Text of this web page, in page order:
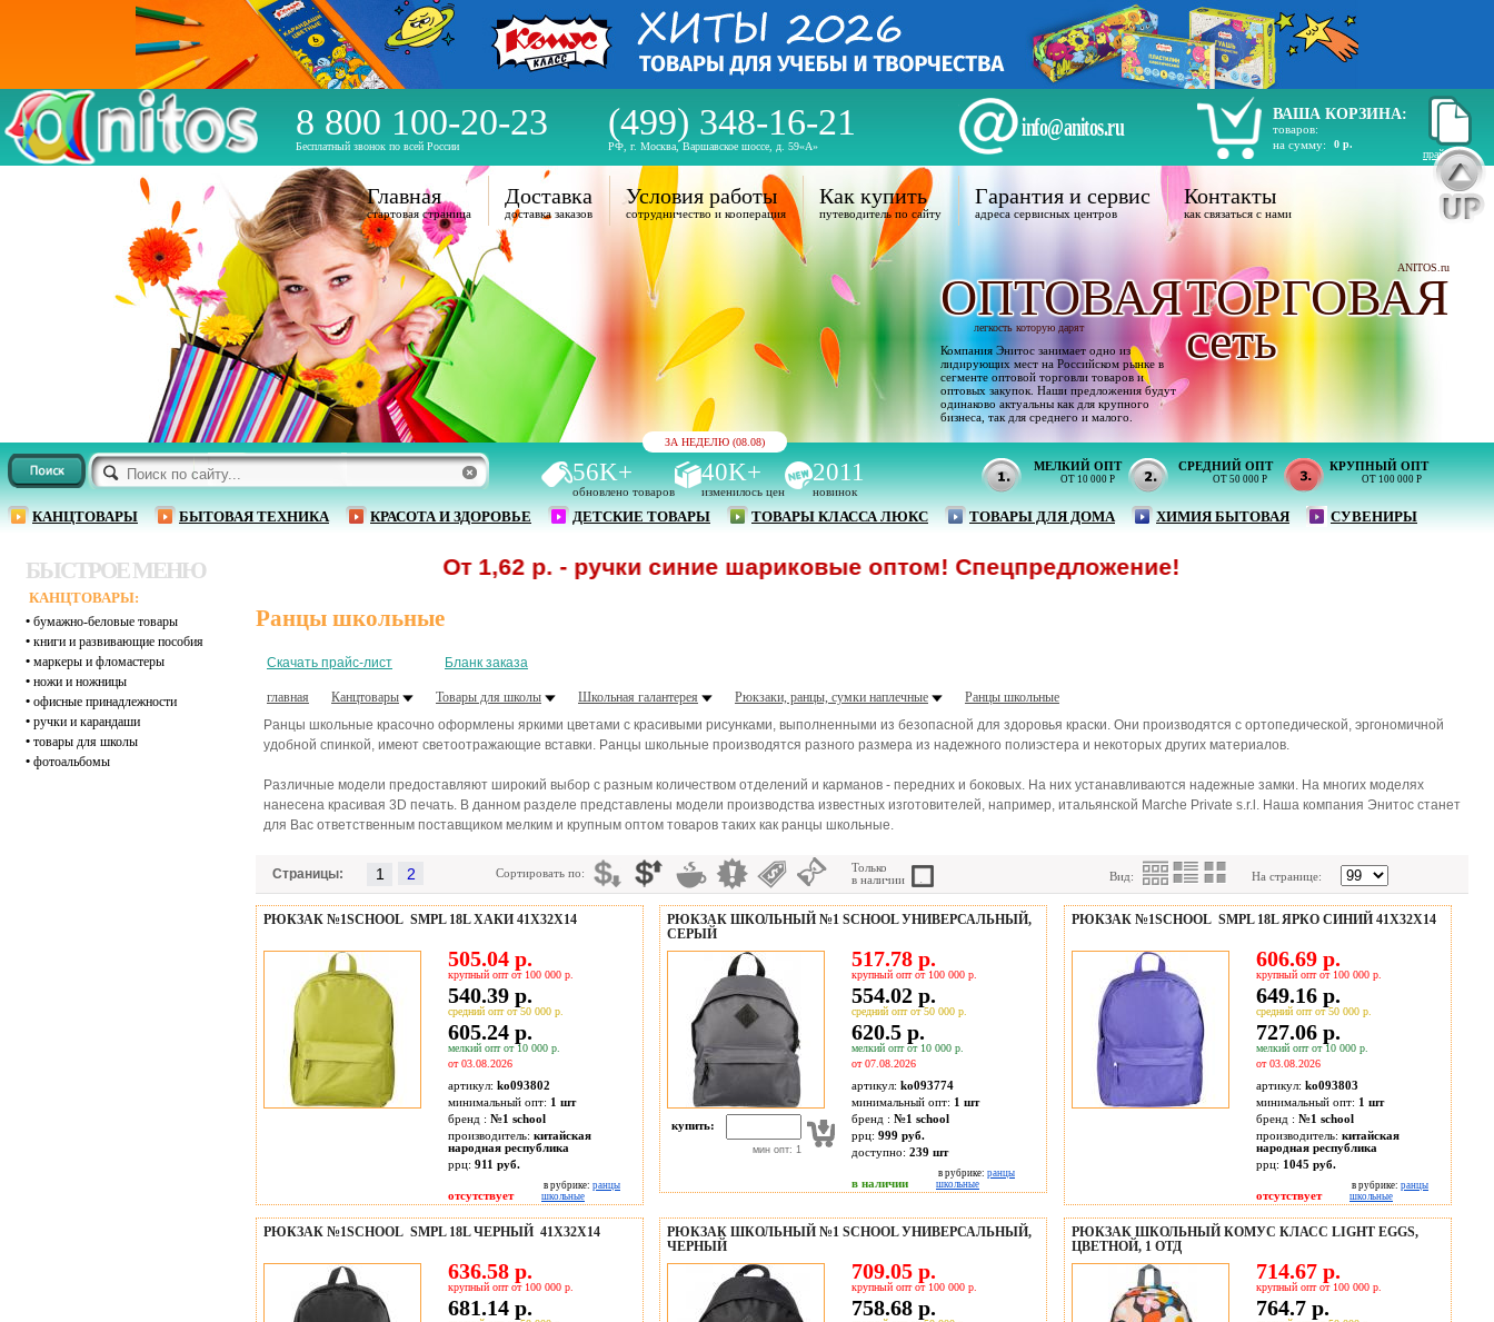
8 800 100-20-23
Бесплатный звонок по всей России
(499) 348-16-21
РФ, г. Москва, Варшавское шоссе, д. 59«А»
info@anitos.ru
ВАША КОРЗИНА:
товаров:
на сумму:
0 р.
прайс лист
ЗА НЕДЕЛЮ (08.08)
56K+
обновлено товаров
40K+
изменилось цен
2011
новинок
МЕЛКИЙ ОПТ
ОТ 10 000 Р
СРЕДНИЙ ОПТ
ОТ 50 000 Р
КРУПНЫЙ ОПТ
ОТ 100 000 Р
КАНЦТОВАРЫ БЫТОВАЯ ТЕХНИКА КРАСОТА И ЗДОРОВЬЕ ДЕТСКИЕ ТОВАРЫ ТОВАРЫ КЛАССА ЛЮКС ТОВАРЫ ДЛЯ ДОМА ХИМИЯ БЫТОВАЯ СУВЕНИРЫ
Главная
стартовая страница
Доставка
доставка заказов
Условия работы
сотрудничество и кооперация
Как купить
путеводитель по сайту
Гарантия и сервис
адреса сервисных центров
Контакты
как связаться с нами
ANITOS.ru
ОПТОВАЯТОРГОВАЯ
легкость которую дарят
Компания Энитос занимает одно из
лидирующих мест на Российском рынке в
сегменте оптовой торговли товаров и
оптовых закупок. Наши предложения будут
одинаково актуальны как для крупного
бизнеса, так для среднего и малого.
сеть
БЫСТРОЕ МЕНЮ
КАНЦТОВАРЫ:
• бумажно-беловые товары
• книги и развивающие пособия
• маркеры и фломастеры
• ножи и ножницы
• офисные принадлежности
• ручки и карандаши
• товары для школы
• фотоальбомы
От 1,62 р. - ручки синие шариковые оптом! Спецпредложение!
Ранцы школьные
Скачать прайс-лист Бланк заказа
главная Канцтовары Товары для школы Школьная галантерея Рюкзаки, ранцы, сумки наплечные
Ранцы школьные
Ранцы школьные красочно оформлены яркими цветами с красивыми рисунками, выполненными из безопасной для здоровья краски. Они производятся с ортопедической, эргономичной
удобной спинкой, имеют светоотражающие вставки. Ранцы школьные производятся разного размера из надежного полиэстера и некоторых других материалов.
Различные модели предоставляют широкий выбор с разным количеством отделений и карманов - передних и боковых. На них устанавливаются надежные замки. На многих моделях
нанесена красивая 3D печать. В данном разделе представлены модели производства известных изготовителей, например, итальянской Marche Private s.r.l. Наша компания Энитос станет
для Вас ответственным поставщиком мелким и крупным оптом товаров таких как ранцы школьные.
Страницы: 1 Сортировать по:
Только
в наличии
Вид: На странице:
РЮКЗАК №1SCHOOL SMPL 18L ХАКИ 41Х32Х14
505.04 р.
крупный опт от 100 000 р.
540.39 р.
средний опт от 50 000 р.
605.24 р.
мелкий опт от 10 000 р.
от 03.08.2026
артикул: ko093802
минимальный опт: 1 шт
бренд : №1 school
производитель: китайская
народная республика
ррц: 911 руб.
отсутствует
в рубрике: ранцы
школьные
РЮКЗАК ШКОЛЬНЫЙ №1 SCHOOL УНИВЕРСАЛЬНЫЙ,
СЕРЫЙ
купить:
мин опт: 1
517.78 р.
крупный опт от 100 000 р.
554.02 р.
средний опт от 50 000 р.
620.5 р.
мелкий опт от 10 000 р.
от 07.08.2026
артикул: ko093774
минимальный опт: 1 шт
бренд : №1 school
ррц: 999 руб.
доступно: 239 шт
в наличии
в рубрике: ранцы
школьные
РЮКЗАК №1SCHOOL SMPL 18L ЯРКО СИНИЙ 41Х32Х14
606.69 р.
крупный опт от 100 000 р.
649.16 р.
средний опт от 50 000 р.
727.06 р.
мелкий опт от 10 000 р.
от 03.08.2026
артикул: ko093803
минимальный опт: 1 шт
бренд : №1 school
производитель: китайская
народная республика
ррц: 1045 руб.
отсутствует
в рубрике: ранцы
школьные
РЮКЗАК №1SCHOOL SMPL 18L ЧЕРНЫЙ 41Х32Х14
636.58 р.
крупный опт от 100 000 р.
681.14 р.
РЮКЗАК ШКОЛЬНЫЙ №1 SCHOOL УНИВЕРСАЛЬНЫЙ,
ЧЕРНЫЙ
709.05 р.
крупный опт от 100 000 р.
758.68 р.
РЮКЗАК ШКОЛЬНЫЙ КОМУС КЛАСС LIGHT EGGS,
ЦВЕТНОЙ, 1 ОТД
714.67 р.
крупный опт от 100 000 р.
764.7 р.